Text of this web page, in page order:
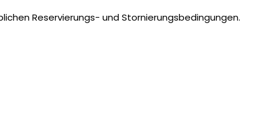
Reservierungs- und Stornierungsbedingungen.